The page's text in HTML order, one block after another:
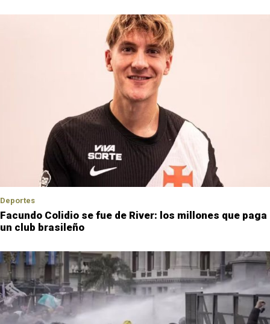
Deportes
Facundo Colidio se fue de River: los millones que paga
un club brasileño